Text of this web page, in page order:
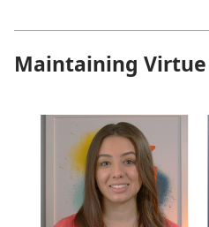
Maintaining Virtue